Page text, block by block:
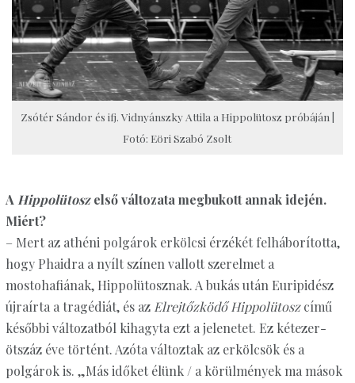
Zsótér Sándor és ifj. Vidnyánszky Attila a Hippolütosz próbáján |
Fotó: Eöri Szabó Zsolt
AHippolütoszelső változata megbukott annak idején.
Miért?
– Mert az athéni polgárok erkölcsi érzékét felháborította,
hogy Phaidra a nyílt színen vallott szerelmet a
mostohafiának, Hippolütosznak. A bukás után Euripidész
újraírta a tragédiát, és az Elrejtőzködő Hippolütoszcímű
későbbi változatból kihagyta ezt a jelenetet. Ez kétezer-
ötszáz éve történt. Azóta változtak az erkölcsök és a
polgárok is. „Más időket élünk / a körülmények ma mások